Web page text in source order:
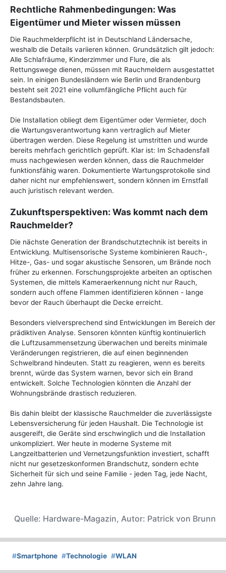
Rechtliche Rahmenbedingungen: Was
Eigentümer und Mieter wissen müssen
Die Rauchmelderpflicht ist in Deutschland Ländersache,
weshalb die Details variieren können. Grundsätzlich gilt jedoch:
Alle Schlafräume, Kinderzimmer und Flure, die als
Rettungswege dienen, müssen mit Rauchmeldern ausgestattet
sein. In einigen Bundesländern wie Berlin und Brandenburg
besteht seit 2021 eine vollumfängliche Pflicht auch für
Bestandsbauten.
Die Installation obliegt dem Eigentümer oder Vermieter, doch
die Wartungsverantwortung kann vertraglich auf Mieter
übertragen werden. Diese Regelung ist umstritten und wurde
bereits mehrfach gerichtlich geprüft. Klar ist: Im Schadensfall
muss nachgewiesen werden können, dass die Rauchmelder
funktionsfähig waren. Dokumentierte Wartungsprotokolle sind
daher nicht nur empfehlenswert, sondern können im Ernstfall
auch juristisch relevant werden.
Zukunftsperspektiven: Was kommt nach dem
Rauchmelder?
Die nächste Generation der Brandschutztechnik ist bereits in
Entwicklung. Multisensorische Systeme kombinieren Rauch-,
Hitze-, Gas- und sogar akustische Sensoren, um Brände noch
früher zu erkennen. Forschungsprojekte arbeiten an optischen
Systemen, die mittels Kameraerkennung nicht nur Rauch,
sondern auch offene Flammen identifizieren können - lange
bevor der Rauch überhaupt die Decke erreicht.
Besonders vielversprechend sind Entwicklungen im Bereich der
prädiktiven Analyse. Sensoren könnten künftig kontinuierlich
die Luftzusammensetzung überwachen und bereits minimale
Veränderungen registrieren, die auf einen beginnenden
Schwelbrand hindeuten. Statt zu reagieren, wenn es bereits
brennt, würde das System warnen, bevor sich ein Brand
entwickelt. Solche Technologien könnten die Anzahl der
Wohnungsbrände drastisch reduzieren.
Bis dahin bleibt der klassische Rauchmelder die zuverlässigste
Lebensversicherung für jeden Haushalt. Die Technologie ist
ausgereift, die Geräte sind erschwinglich und die Installation
unkompliziert. Wer heute in moderne Systeme mit
Langzeitbatterien und Vernetzungsfunktion investiert, schafft
nicht nur gesetzeskonformen Brandschutz, sondern echte
Sicherheit für sich und seine Familie - jeden Tag, jede Nacht,
zehn Jahre lang.
Quelle: Hardware-Magazin, Autor: Patrick von Brunn
#Smartphone #Technologie #WLAN